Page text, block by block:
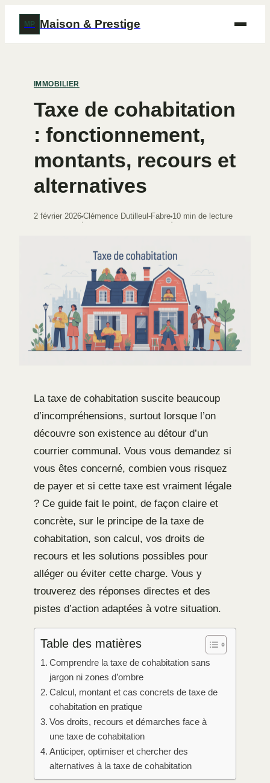
MP Maison & Prestige
IMMOBILIER
Taxe de cohabitation
: fonctionnement,
montants, recours et
alternatives
2 février 2026
·
Clémence Dutilleul-Fabre
·
10 min de lecture
La taxe de cohabitation suscite beaucoup
d’incompréhensions, surtout lorsque l’on
découvre son existence au détour d’un
courrier communal. Vous vous demandez si
vous êtes concerné, combien vous risquez
de payer et si cette taxe est vraiment légale
? Ce guide fait le point, de façon claire et
concrète, sur le principe de la taxe de
cohabitation, son calcul, vos droits de
recours et les solutions possibles pour
alléger ou éviter cette charge. Vous y
trouverez des réponses directes et des
pistes d’action adaptées à votre situation.
Table des matières
Comprendre la taxe de cohabitation sans
jargon ni zones d’ombre
Calcul, montant et cas concrets de taxe de
cohabitation en pratique
Vos droits, recours et démarches face à
une taxe de cohabitation
Anticiper, optimiser et chercher des
alternatives à la taxe de cohabitation